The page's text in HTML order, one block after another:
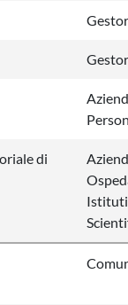
di
Istituti